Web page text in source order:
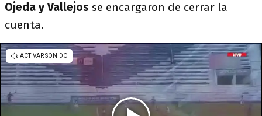
Ojeda y Vallejos se encargaron de cerrar la
cuenta.